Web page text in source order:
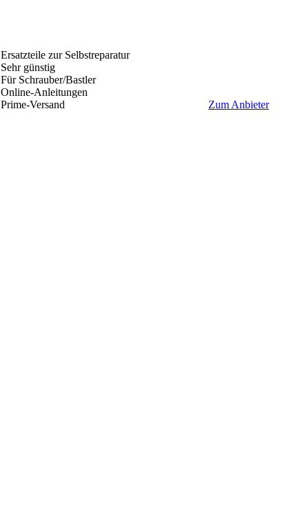
Ersatzteile zur Selbstreparatur
Sehr günstig
Für Schrauber/Bastler
Online-Anleitungen
Prime-Versand
Zum Anbieter